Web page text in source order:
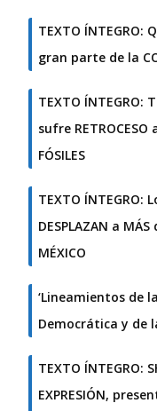
TEXTO ÍNTEGRO:
gran parte de la
TEXTO ÍNTEGRO:
sufre
FÓSILES
TEXTO ÍNTEGRO:
DESPLAZAN a
MÉXICO
‘Lineamientos de
Democrática y de
TEXTO ÍNTEGRO:
EXPRESIÓN,